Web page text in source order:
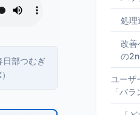
部つむぎ
処理
改善
の
ユーザ
「バ